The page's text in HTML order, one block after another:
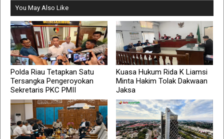
You May Also Like
Polda Riau Tetapkan Satu
Tersangka Pengeroyokan
Sekretaris PKC PMII
Kuasa Hukum Rida K Liamsi
Minta Hakim Tolak Dakwaan
Jaksa